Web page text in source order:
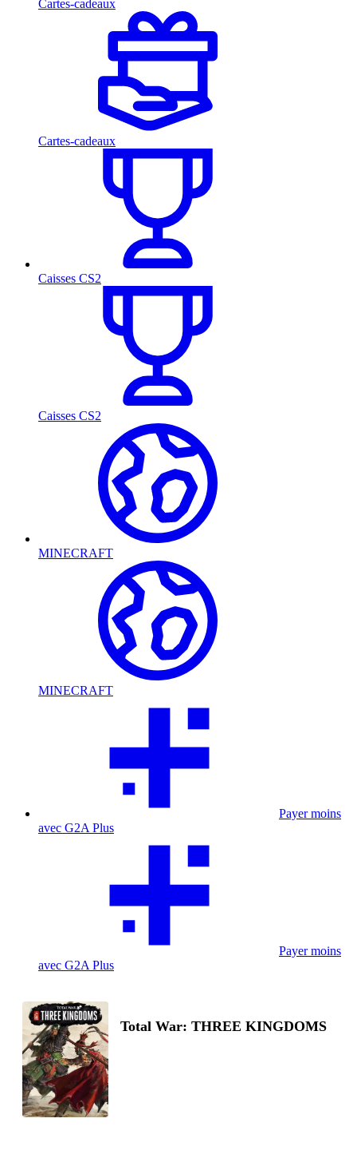
Cartes-cadeaux
Cartes-cadeaux
Caisses CS2
Caisses CS2
MINECRAFT
MINECRAFT
Payer moins
avec G2A Plus
Payer moins
avec G2A Plus
Total War: THREE KINGDOMS